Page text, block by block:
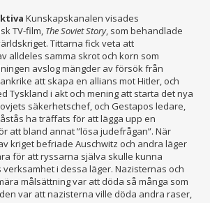
Kunskapskanalen visades
TV-film, The Soviet Story, som behandlade
Tittarna fick veta att
alldeles samma skrot och korn som
avslog mängder av försök från
att skapa en allians mot Hitler, och
Tyskland i akt och mening att starta det nya
säkerhetschef, och Gestapos ledare,
ha träffats för att lägga upp en
att bland annat ”lösa judefrågan”. När
kriget befriade Auschwitz och andra läger
för att ryssarna själva skulle kunna
i dessa läger. Nazisternas och
målsättning var att döda så många som
var att nazisterna ville döda andra raser,